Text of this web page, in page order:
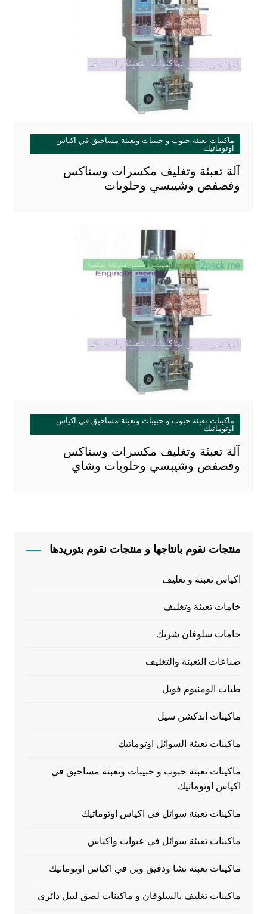
ماكينات تعبئة حبوب و حبيبات وتعبئة مساحيق في اكياس
اوتوماتيك
آلة تعبئة وتغليف مكسرات وسناكس
وفصفص وشيبسي وحلويات
ماكينات تعبئة حبوب و حبيبات وتعبئة مساحيق في اكياس
اوتوماتيك
آلة تعبئة وتغليف مكسرات وسناكس
وفصفص وشيبسي وحلويات وشاي
منتجات نقوم بانتاجها و منتجات نقوم بتوريدها
اكياس تعبئة و تغليف
خامات تعبئة وتغليف
خامات سلوفان شرنك
صناعات التعبئة والتغليف
طبات الومنيوم فويل
ماكينات اندكشن سيل
ماكينات تعبئة السوائل اوتوماتيك
ماكينات تعبئة حبوب و حبيبات وتعبئة مساحيق في
اكياس اوتوماتيك
ماكينات تعبئة سوائل في اكياس اوتوماتيك
ماكينات تعبئة سوائل في عبوات واكياس
ماكينات تعبئة نشا ودقيق وبن في اكياس اوتوماتيك
ماكينات تغليف بالسلوفان و ماكينات لصق ليبل دائرى